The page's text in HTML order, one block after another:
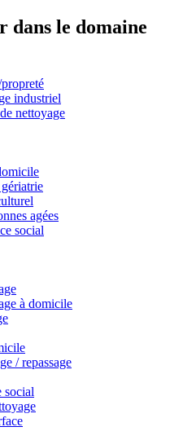
le domaine
industriel
nettoyage
agées
social
à domicile
/ repassage
social